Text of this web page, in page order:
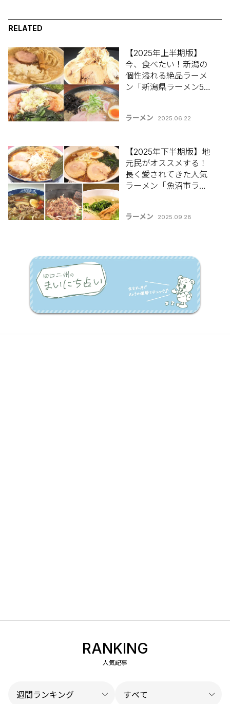
RELATED
【2025年上半期版】
今、食べたい！新潟の
個性溢れる絶品ラーメ
ン「新潟県ラーメン5
ラーメン 2025.06.22
【2025年下半期版】地
元民がオススメする！
長く愛されてきた人気
ラーメン「魚沼市ラー
ラーメン 2025.09.28
RANKING
人気記事